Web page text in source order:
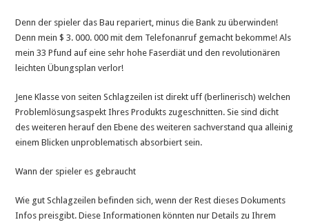
Denn der spieler das Bau repariert, minus die Bank zu überwinden!
Denn mein $ 3. 000. 000 mit dem Telefonanruf gemacht bekomme! Als
mein 33 Pfund auf eine sehr hohe Faserdiät und den revolutionären
leichten Übungsplan verlor!
Jene Klasse von seiten Schlagzeilen ist direkt uff (berlinerisch) welchen
Problemlösungsaspekt Ihres Produkts zugeschnitten. Sie sind dicht
des weiteren herauf den Ebene des weiteren sachverstand qua alleinig
einem Blicken unproblematisch absorbiert sein.
Wann der spieler es gebraucht
Wie gut Schlagzeilen befinden sich, wenn der Rest dieses Dokuments
Infos preisgibt. Diese Informationen könnten nur Details zu Ihrem